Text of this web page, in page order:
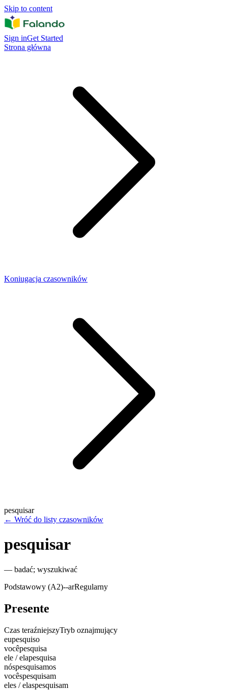
Skip to content
Sign inGet Started
Strona główna
Koniugacja czasowników
pesquisar
← Wróć do listy czasowników
pesquisar
— badać; wyszukiwać
Podstawowy (A2)--arRegularny
Presente
Czas teraźniejszyTryb oznajmujący
eupesquiso
vocêpesquisa
ele / elapesquisa
nóspesquisamos
vocêspesquisam
eles / elaspesquisam